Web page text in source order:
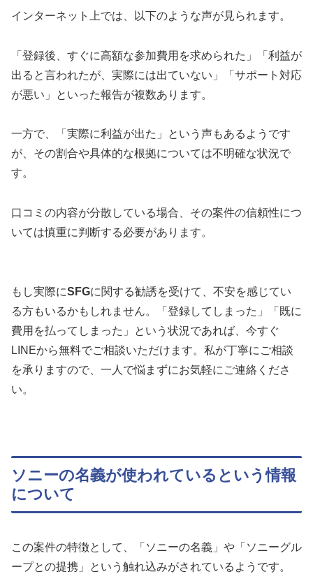
インターネット上では、以下のような声が見られます。
「登録後、すぐに高額な参加費用を求められた」「利益が
出ると言われたが、実際には出ていない」「サポート対応
が悪い」といった報告が複数あります。
一方で、「実際に利益が出た」という声もあるようです
が、その割合や具体的な根拠については不明確な状況で
す。
口コミの内容が分散している場合、その案件の信頼性につ
いては慎重に判断する必要があります。
もし実際にSFGに関する勧誘を受けて、不安を感じてい
る方もいるかもしれません。「登録してしまった」「既に
費用を払ってしまった」という状況であれば、今すぐ
LINEから無料でご相談いただけます。私が丁寧にご相談
を承りますので、一人で悩まずにお気軽にご連絡くださ
い。
ソニーの名義が使われているという情報
について
この案件の特徴として、「ソニーの名義」や「ソニーグル
ープとの提携」という触れ込みがされているようです。